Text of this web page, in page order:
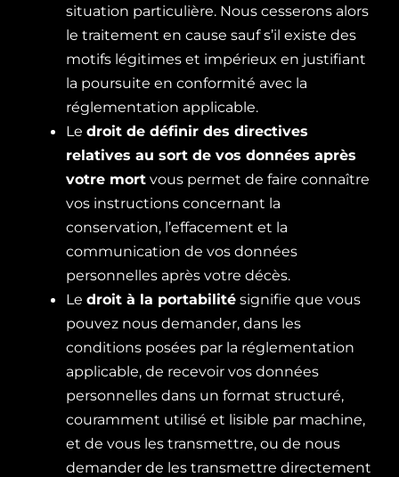
situation particulière. Nous cesserons alors
le traitement en cause sauf s’il existe des
motifs légitimes et impérieux en justifiant
la poursuite en conformité avec la
réglementation applicable.
Ledroit de définir des directives
relatives au sort de vos données après
votre mort vous permet de faire connaître
vos instructions concernant la
conservation, l’effacement et la
communication de vos données
personnelles après votre décès.
Ledroit à la portabilité signifie que vous
pouvez nous demander, dans les
conditions posées par la réglementation
applicable, de recevoir vos données
personnelles dans un format structuré,
couramment utilisé et lisible par machine,
et de vous les transmettre, ou de nous
demander de les transmettre directement